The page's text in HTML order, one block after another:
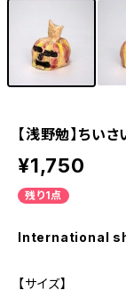
【浅野勉】ちい
¥1,750
残り1点
International
【サイズ】